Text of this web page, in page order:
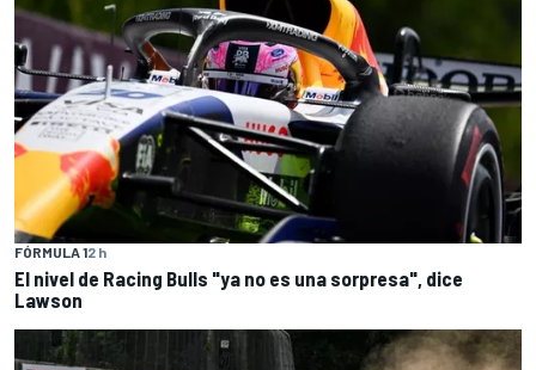
FÓRMULA 12 h
El nivel de Racing Bulls "ya no es una sorpresa", dice
Lawson